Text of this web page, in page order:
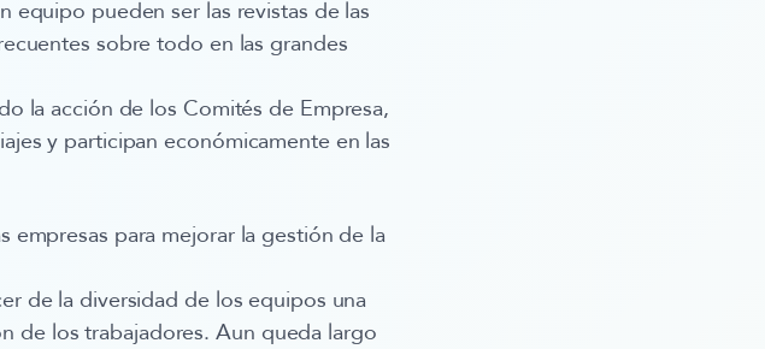
equipo pueden ser las revistas de las
sobre todo en las grandes
la acción de los Comités de Empresa,
y participan económicamente en las
empresas para mejorar la gestión de la
de la diversidad de los equipos una
de los trabajadores. Aun queda largo